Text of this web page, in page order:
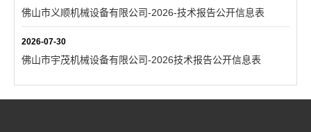
佛山市义顺机械设备有限公司-2026-技术报告公开信息表
2026-07-30
佛山市宇茂机械设备有限公司-2026技术报告公开信息表